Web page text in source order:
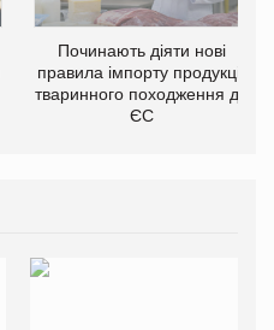
Починають діяти нові
правила імпорту продукції
тваринного походження до
ЄС